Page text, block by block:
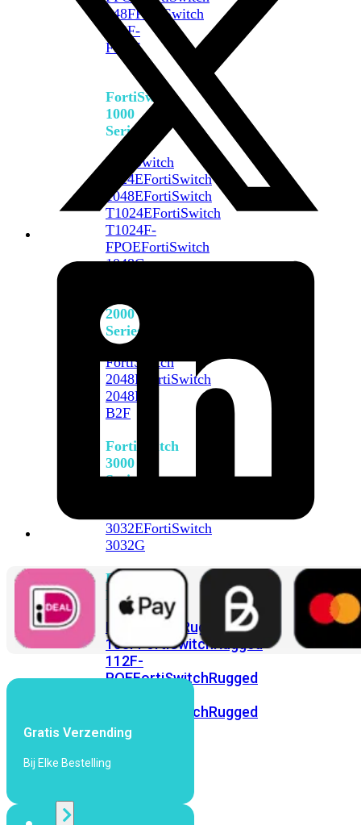
648FFortiSwitch
648F-
FPOE
FortiSwitch
1000
Series
FortiSwitch
1024EFortiSwitch
1048EFortiSwitch
T1024EFortiSwitch
T1024F-
FPOEFortiSwitch
1048G
2000
Series
FortiSwitch
2048F
FortiSwitch
2048F-
B2F
FortiSwitch
3000
Series
3032EFortiSwitch
3032G
FortiSwitch
Ruggedized
FortiSwitchRugged
108FFortiSwitchRugged
112F-
POEFortiSwitchRugged
FortiSwitchRugged
424F-
Gratis Verzending
Bij Elke Bestelling